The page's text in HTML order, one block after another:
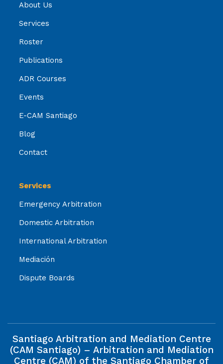
About Us
Services
Roster
Publications
ADR Courses
Events
E-CAM Santiago
Blog
Contact
Services
Emergency Arbitration
Domestic Arbitration
International Arbitration
Mediación
Dispute Boards
Santiago Arbitration and Mediation Centre
(CAM Santiago) – Arbitration and Mediation
Centre (CAM) of the Santiago Chamber of